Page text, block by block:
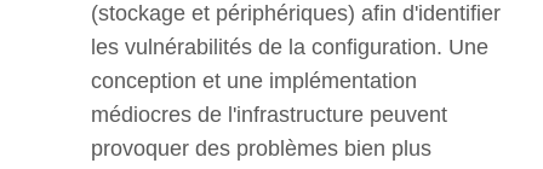
(stockage et périphériques) afin d'identifier
les vulnérabilités de la configuration. Une
conception et une implémentation
médiocres de l'infrastructure peuvent
provoquer des problèmes bien plus